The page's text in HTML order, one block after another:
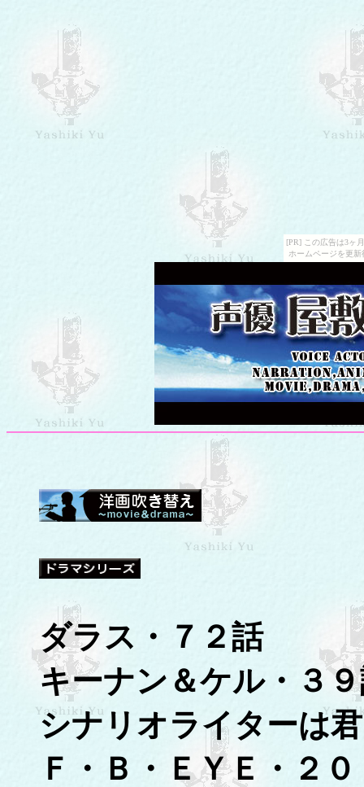
[PR] この広告は3ヶ
ホームページを更
ダラス・７２話
キーナン＆ケル・３
シナリオライターは
Ｆ・Ｂ・ＥＹＥ・２